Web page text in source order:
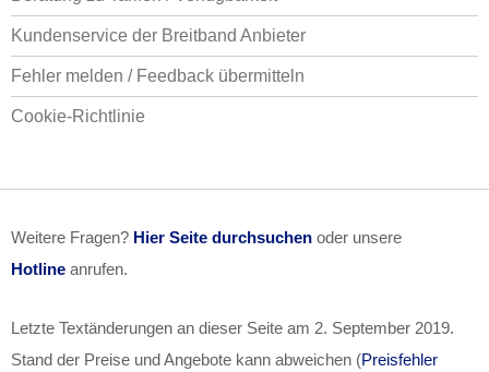
Kundenservice der Breitband Anbieter
Fehler melden / Feedback übermitteln
Cookie-Richtlinie
Weitere Fragen? Hier Seite durchsuchen oder unsere
Hotline anrufen.
Letzte Textänderungen an dieser Seite am 2. September 2019.
Stand der Preise und Angebote kann abweichen (Preisfehler